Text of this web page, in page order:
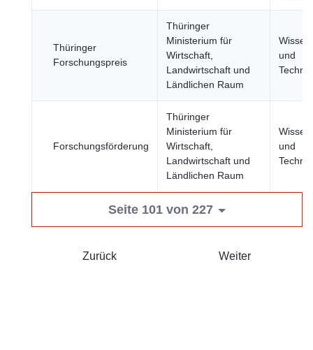
Thüringer
Forschungspreis
Thüringer
Ministerium für
Wirtschaft,
Landwirtschaft und
Ländlichen Raum
und
Forschungsförderung
Thüringer
Ministerium für
Wirtschaft,
Landwirtschaft und
Ländlichen Raum
und
Seite 101 von 227
Zurück Weiter